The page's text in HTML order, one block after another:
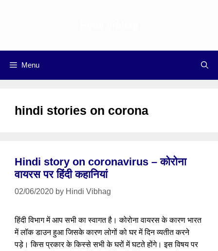
Menu
hindi stories on corona
Hindi story on coronavirus – कोरोना
वायरस पर हिंदी कहानियां
02/06/2020 by Hindi Vibhag
हिंदी विभाग में आप सभी का स्वागत है। कोरोना वायरस के कारण भारत
में लॉक डाउन हुआ जिसके कारण लोगों को घर में दिन व्यतीत करने
पड़े। किस प्रकार के किस्से सभी के घरों में घटते होंगे। इस विषय पर